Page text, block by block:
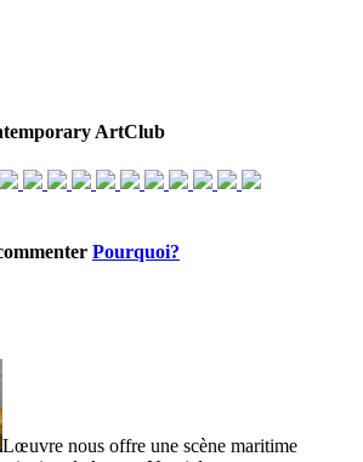
ArtClub
Pourquoi?
Lœuvre nous offre une scène maritime